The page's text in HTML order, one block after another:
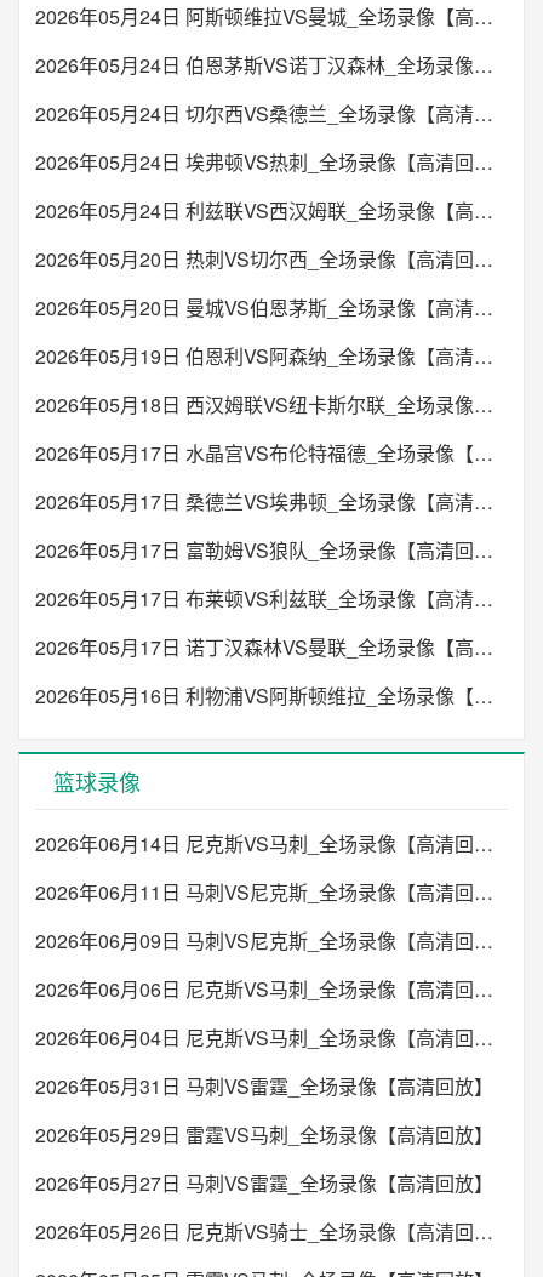
2026年05月24日 阿斯顿维拉VS曼城_全场录像【高清回放】
2026年05月24日 伯恩茅斯VS诺丁汉森林_全场录像【高清回放】
2026年05月24日 切尔西VS桑德兰_全场录像【高清回放】
2026年05月24日 埃弗顿VS热刺_全场录像【高清回放】
2026年05月24日 利兹联VS西汉姆联_全场录像【高清回放】
2026年05月20日 热刺VS切尔西_全场录像【高清回放】
2026年05月20日 曼城VS伯恩茅斯_全场录像【高清回放】
2026年05月19日 伯恩利VS阿森纳_全场录像【高清回放】
2026年05月18日 西汉姆联VS纽卡斯尔联_全场录像【高清回放】
2026年05月17日 水晶宫VS布伦特福德_全场录像【高清回放】
2026年05月17日 桑德兰VS埃弗顿_全场录像【高清回放】
2026年05月17日 富勒姆VS狼队_全场录像【高清回放】
2026年05月17日 布莱顿VS利兹联_全场录像【高清回放】
2026年05月17日 诺丁汉森林VS曼联_全场录像【高清回放】
2026年05月16日 利物浦VS阿斯顿维拉_全场录像【高清回放】
篮球录像
2026年06月14日 尼克斯VS马刺_全场录像【高清回放】
2026年06月11日 马刺VS尼克斯_全场录像【高清回放】
2026年06月09日 马刺VS尼克斯_全场录像【高清回放】
2026年06月06日 尼克斯VS马刺_全场录像【高清回放】
2026年06月04日 尼克斯VS马刺_全场录像【高清回放】
2026年05月31日 马刺VS雷霆_全场录像【高清回放】
2026年05月29日 雷霆VS马刺_全场录像【高清回放】
2026年05月27日 马刺VS雷霆_全场录像【高清回放】
2026年05月26日 尼克斯VS骑士_全场录像【高清回放】